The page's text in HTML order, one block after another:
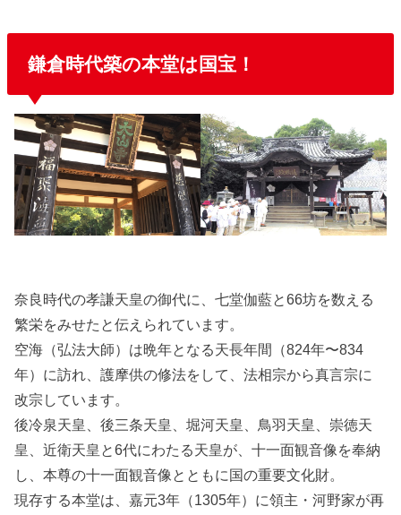
鎌倉時代築の本堂は国宝！
奈良時代の孝謙天皇の御代に、七堂伽藍と66坊を数える
繁栄をみせたと伝えられています。
空海（弘法大師）は晩年となる天長年間（824年〜834
年）に訪れ、護摩供の修法をして、法相宗から真言宗に
改宗しています。
後冷泉天皇、後三条天皇、堀河天皇、鳥羽天皇、崇徳天
皇、近衛天皇と6代にわたる天皇が、十一面観音像を奉納
し、本尊の十一面観音像とともに国の重要文化財。
現存する本堂は、嘉元3年（1305年）に領主・河野家が再